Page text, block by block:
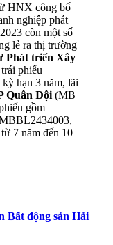
HNX công bố
nghiệp phát
còn một số
lẻ ra thị trường
Phát triển Xây
phiếu
hạn 3 năm, lãi
Quân Đội (MB
gồm
7 năm đến 10
Bất động sản Hải